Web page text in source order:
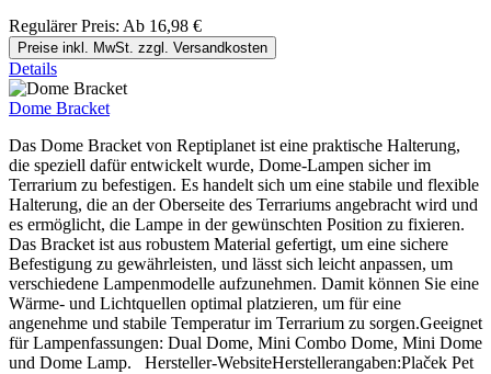
Regulärer Preis: Ab 16,98 €
Preise inkl. MwSt. zzgl. Versandkosten
Details
Dome Bracket
Das Dome Bracket von Reptiplanet ist eine praktische Halterung,
die speziell dafür entwickelt wurde, Dome-Lampen sicher im
Terrarium zu befestigen. Es handelt sich um eine stabile und flexible
Halterung, die an der Oberseite des Terrariums angebracht wird und
es ermöglicht, die Lampe in der gewünschten Position zu fixieren.
Das Bracket ist aus robustem Material gefertigt, um eine sichere
Befestigung zu gewährleisten, und lässt sich leicht anpassen, um
verschiedene Lampenmodelle aufzunehmen. Damit können Sie eine
Wärme- und Lichtquellen optimal platzieren, um für eine
angenehme und stabile Temperatur im Terrarium zu sorgen.Geeignet
für Lampenfassungen: Dual Dome, Mini Combo Dome, Mini Dome
und Dome Lamp. Hersteller-WebsiteHerstellerangaben:Plaček Pet